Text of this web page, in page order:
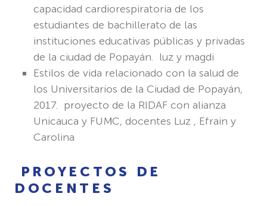
capacidad cardiorespiratoria de los
estudiantes de bachillerato de las
instituciones educativas públicas y privadas
de la ciudad de Popayán. luz y magdi
Estilos de vida relacionado con la salud de
los Universitarios de la Ciudad de Popayán,
2017. proyecto de la RIDAF con alianza
Unicauca y FUMC, docentes Luz , Efrain y
Carolina
PROYECTOS DE
DOCENTES